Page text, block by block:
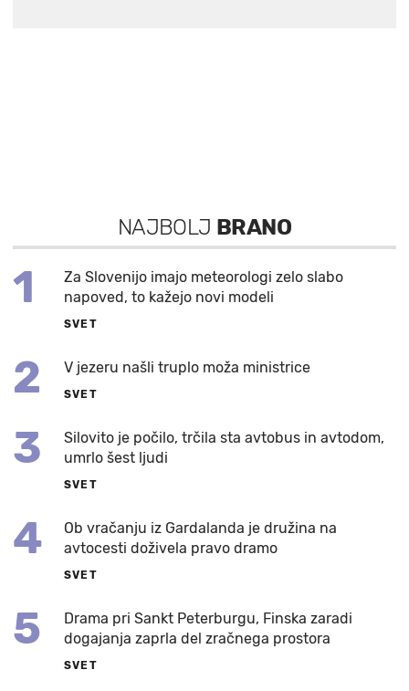
NAJBOLJ BRANO
1
Za Slovenijo imajo meteorologi zelo slabo
napoved, to kažejo novi modeli
SVET
2 V jezeru našli truplo moža ministrice
SVET
3
Silovito je počilo, trčila sta avtobus in avtodom,
umrlo šest ljudi
SVET
4
Ob vračanju iz Gardalanda je družina na
avtocesti doživela pravo dramo
SVET
5
Drama pri Sankt Peterburgu, Finska zaradi
dogajanja zaprla del zračnega prostora
SVET